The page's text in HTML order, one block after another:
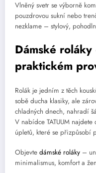
Vlněný svetr se výborně
pouzdrovou sukní nebo
nezklame – stylový,
Dámské
praktickém
Rolák je jedním z těch
sobě ducha klasiky, ale
chladných dnech, nahradí
V nabídce TATUUM
úpletů, které se přizpůsobí
Objevte dámské roláky –
minimalismus, komfort a